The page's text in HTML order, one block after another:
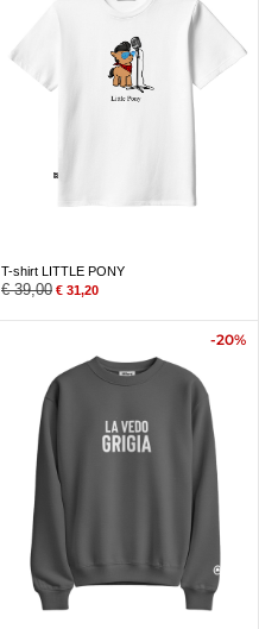
T-shirt LITTLE PONY
€39,00 € 31,20
-20%